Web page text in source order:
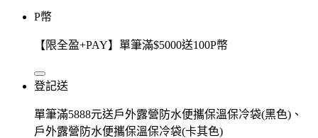
P幣
【限全盈+PAY】單筆滿$5000送100P幣
登記送
單筆滿5888元送戶外露營防水便攜保溫保冷袋(黑色)、
戶外露營防水便攜保溫保冷袋(卡其色)